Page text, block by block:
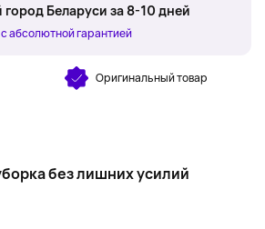
Беларуси за 8-10 дней
абсолютной гарантией
Оригинальный товар
без лишних усилий